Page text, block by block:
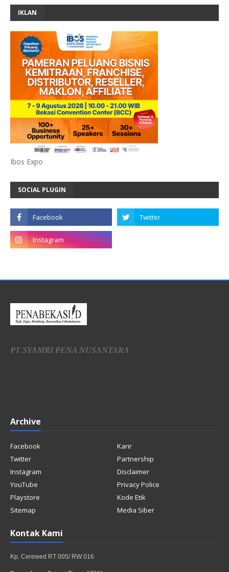
IKLAN
Ibos Expo
SOCIAL PLUGIN
PT SYAMRI PENA NUSANTARA
Archive
Facebook
Karir
Twitter
Partnership
Instagram
Disclaimer
YouTube
Privacy Police
Playstore
Kode Etik
Sitemap
Media Siber
Kontak Kami
Kp. Cerewed RT 005/ RW 016